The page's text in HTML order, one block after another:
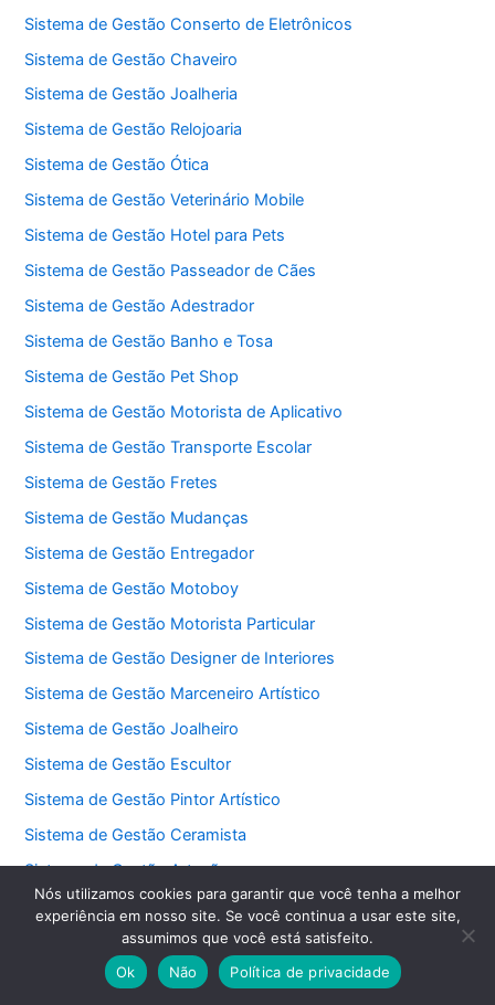
Sistema de Gestão Conserto de Eletrônicos
Sistema de Gestão Chaveiro
Sistema de Gestão Joalheria
Sistema de Gestão Relojoaria
Sistema de Gestão Ótica
Sistema de Gestão Veterinário Mobile
Sistema de Gestão Hotel para Pets
Sistema de Gestão Passeador de Cães
Sistema de Gestão Adestrador
Sistema de Gestão Banho e Tosa
Sistema de Gestão Pet Shop
Sistema de Gestão Motorista de Aplicativo
Sistema de Gestão Transporte Escolar
Sistema de Gestão Fretes
Sistema de Gestão Mudanças
Sistema de Gestão Entregador
Sistema de Gestão Motoboy
Sistema de Gestão Motorista Particular
Sistema de Gestão Designer de Interiores
Sistema de Gestão Marceneiro Artístico
Sistema de Gestão Joalheiro
Sistema de Gestão Escultor
Sistema de Gestão Pintor Artístico
Sistema de Gestão Ceramista
Sistema de Gestão Artesão
Sistema de Gestão Grupo Musical
Sistema de Gestão Banda Musical
Sistema de Gestão Jardinagem Decorativa
Nós utilizamos cookies para garantir que você tenha a melhor
experiência em nosso site. Se você continua a usar este site,
assumimos que você está satisfeito.
Ok
Não Política de privacidade